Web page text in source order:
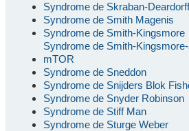
Syndrome de Skraban-
Syndrome de Smith Magenis
Syndrome de Smith-Kingsmore
Syndrome de Smith-
mTOR
Syndrome de Sneddon
Syndrome de Snijders Blok
Syndrome de Snyder Robinson
Syndrome de Stiff Man
Syndrome de Sturge Weber